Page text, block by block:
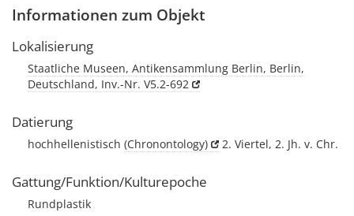
Informationen zum Objekt
Lokalisierung
Staatliche Museen, Antikensammlung Berlin, Berlin,
Deutschland, Inv.-Nr. V5.2-692
Datierung
hochhellenistisch (Chronontology) 2. Viertel, 2. Jh. v. Chr.
Gattung/Funktion/Kulturepoche
Rundplastik